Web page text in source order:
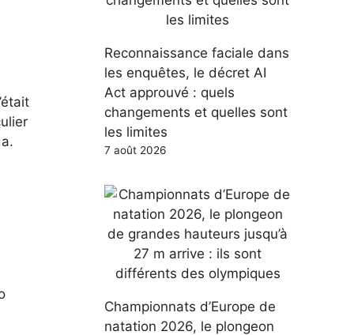
Reconnaissance faciale dans
les enquêtes, le décret AI
Act approuvé : quels
changements et quelles sont
les limites
7 août 2026
Championnats d’Europe de
natation 2026, le plongeon